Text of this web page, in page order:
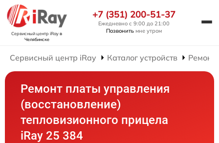
Сервисный центр iRayв
Челябинске
+7 (351) 200-51-37
Ежедневно с 9:00 до 21:00
Позвонить мне утром
Сервисный центр iRay Каталог устройств Ремонт
Ремонт платы управления
(восстановление)
тепловизионного прицела
iRay 25 384